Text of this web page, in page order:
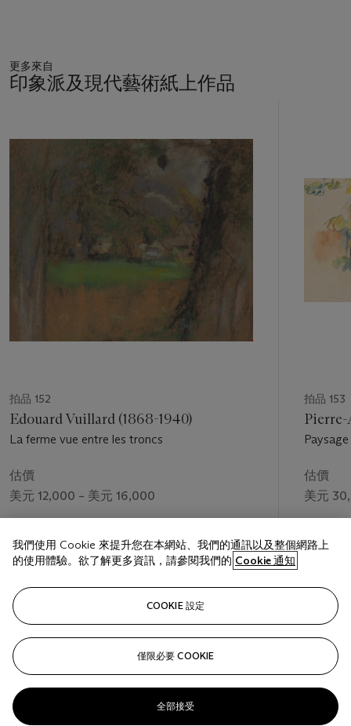
更多來自
印象派及現代藝術紙上作品
的
拍品 152
Edouard Vuillard (1868-1940)
La ferme vue entre les troncs
估價
美元 12,000 – 美元 16,000
美元 11,875
拍品 153
Pierre-
估價
美元
美元
下
我們使用 Cookie 來提升您在本網站、我們的通訊以及整個網路上
的使用體驗。欲了解更多資訊，請參閱我們的 Cookie 通知
COOKIE 設定
僅限必要 COOKIE
全部接受